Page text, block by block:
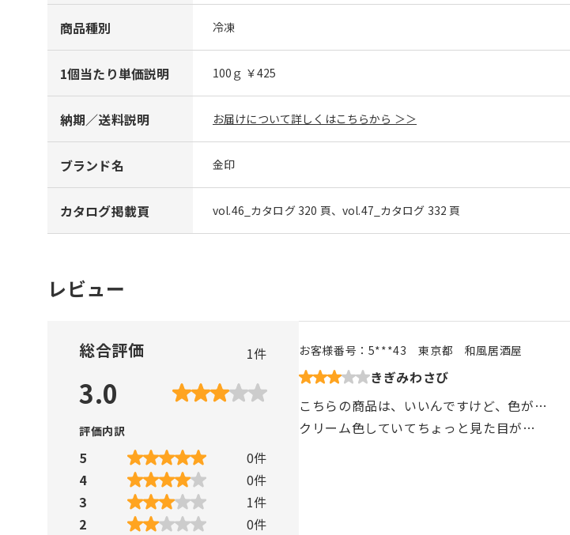
商品種別 冷凍
1個当たり単価説明 100ｇ ￥425
納期／送料説明 お届けについて詳しくはこちらから ＞＞
ブランド名 金印
カタログ掲載頁 vol.46_カタログ 320 頁、vol.47_カタログ 332 頁
レビュー
総合評価 1件
3.0
評価内訳
5 0件
4
0件
3
1件
2
0件
お客様番号： 5***43 東京都 和風居酒屋
きぎみわさび
こちらの商品は、いいんですけど、色が…
クリーム色していてちょっと見た目が…